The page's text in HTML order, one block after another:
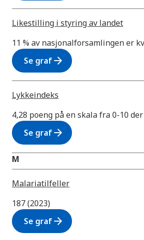
Likestilling i styring av landet
11 % av nasjonalforsamlingen er
Se grafarrow_forward
Lykkeindeks
4,28 poeng på en skala fra 0-10
Se grafarrow_forward
M
Malariatilfeller
187 (2023)
Se grafarrow_forward